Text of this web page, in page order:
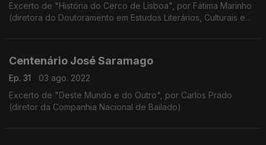
Excerto de "História do Cerco de Lisboa", por Fátima Marinho
(diretora do Doutoramento em Estudos Literários, Culturais e
Centenário José Saramago
Ep. 31
03 ago. 2022
Excerto de "Deste Mundo e do Outro", por Carlos Prado
(diretor da Companhia Nacional de Bailado)